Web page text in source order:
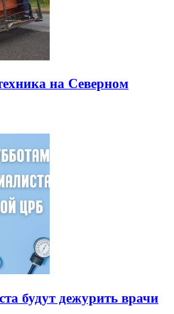
на Северном
будут дежурить врачи